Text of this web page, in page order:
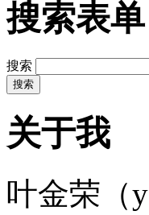
搜索表单
搜索
关于我
叶金荣（